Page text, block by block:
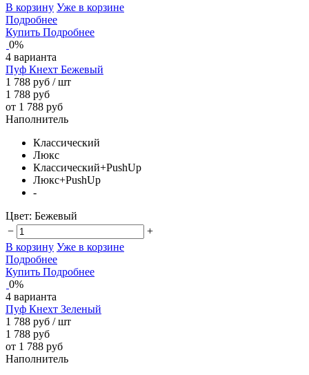
В корзину Уже в корзине
Подробнее
Купить Подробнее
0%
4 варианта
Пуф Кнехт Бежевый
1 788 руб / шт
1 788 руб
от 1 788 руб
Наполнитель
Классический
Люкс
Классический+PushUp
Люкс+PushUp
-
Цвет: Бежевый
−
+
В корзину Уже в корзине
Подробнее
Купить Подробнее
0%
4 варианта
Пуф Кнехт Зеленый
1 788 руб / шт
1 788 руб
от 1 788 руб
Наполнитель